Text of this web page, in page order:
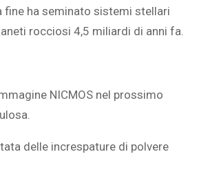
fine ha seminato sistemi stellari
rocciosi 4,5 miliardi di anni fa.
NICMOS nel prossimo
delle increspature di polvere